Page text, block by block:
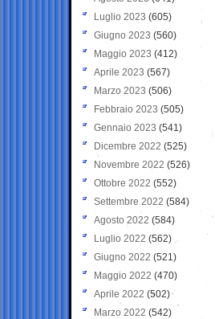
Luglio 2023 (605)
Giugno 2023 (560)
Maggio 2023 (412)
Aprile 2023 (567)
Marzo 2023 (506)
Febbraio 2023 (505)
Gennaio 2023 (541)
Dicembre 2022 (525)
Novembre 2022 (526)
Ottobre 2022 (552)
Settembre 2022 (584)
Agosto 2022 (584)
Luglio 2022 (562)
Giugno 2022 (521)
Maggio 2022 (470)
Aprile 2022 (502)
Marzo 2022 (542)